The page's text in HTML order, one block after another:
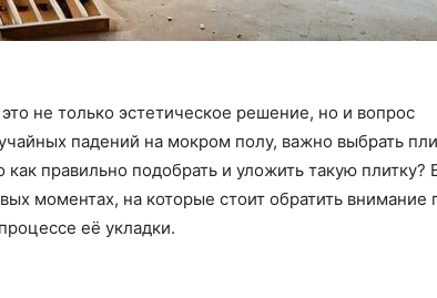
не только эстетическое решение, но и вопрос
падений на мокром полу, важно выбрать
правильно подобрать и уложить такую плитку?
моментах, на которые стоит обратить внимание
её укладки.